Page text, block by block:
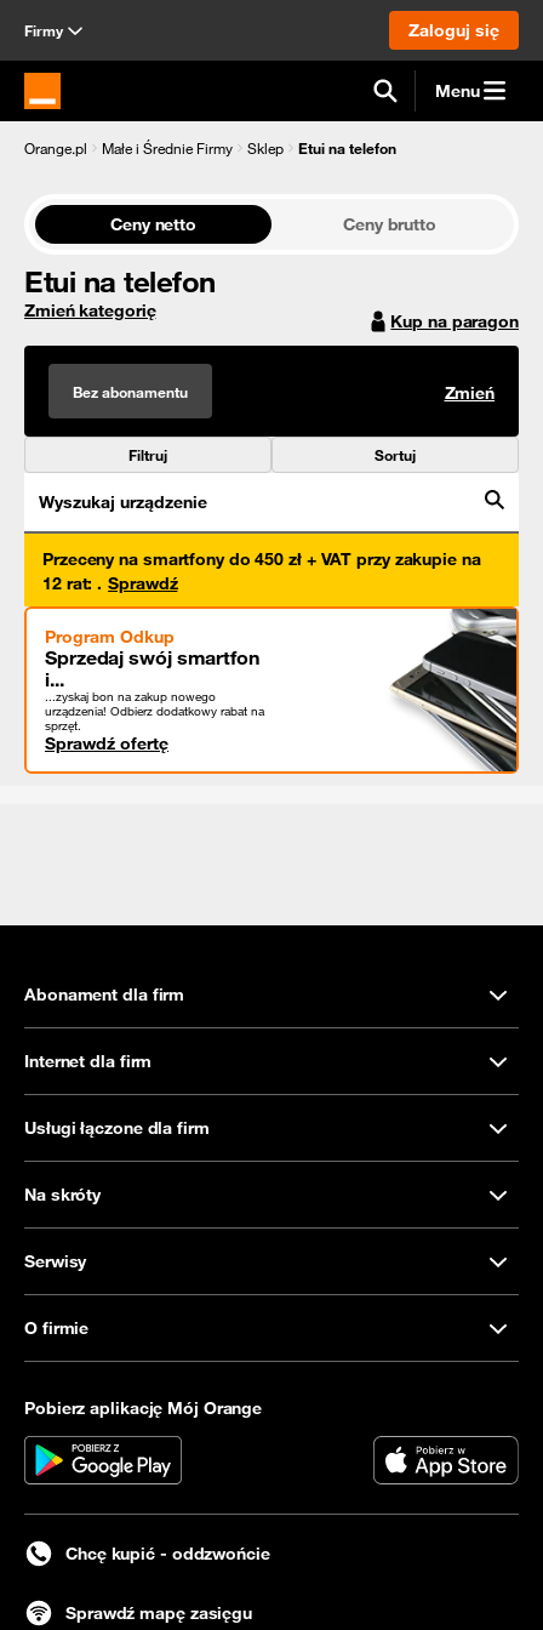
Firmy Zaloguj się
Strona główna Orange.pl Menu
Orange.pl Małe i Średnie Firmy Sklep Etui na telefon
Ceny netto Ceny brutto
Etui na telefon
Zmień kategorię Kup na paragon
Bez abonamentu Zmień
Filtruj Sortuj
Wyszukaj urządzenie
Przeceny na smartfony do 450 zł + VAT przy zakupie na
12 rat: . Sprawdź
Program Odkup
Sprzedaj swój smartfon
i...
...zyskaj bon na zakup nowego
urządzenia! Odbierz dodatkowy rabat na
sprzęt.
Sprawdź ofertę
Abonament dla firm
Internet dla firm
Usługi łączone dla firm
Na skróty
Serwisy
O firmie
Pobierz aplikację Mój Orange
Chcę kupić - oddzwońcie
Sprawdź mapę zasięgu